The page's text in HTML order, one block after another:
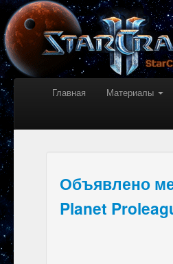
Главная Материалы
Объявлено
Planet